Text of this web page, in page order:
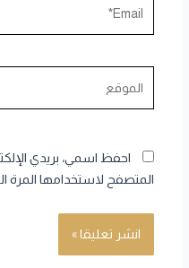
احفظ اسمي، بريدي
المتصفح لاستخدامها المرة